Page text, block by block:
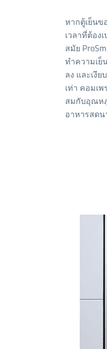
หากตู้เย็นข
เวลาที่ต้อง
สมัย
ทำความเย็
ลง และเงี
เท่า คอมเ
สมกับอุณห
อาหารสด